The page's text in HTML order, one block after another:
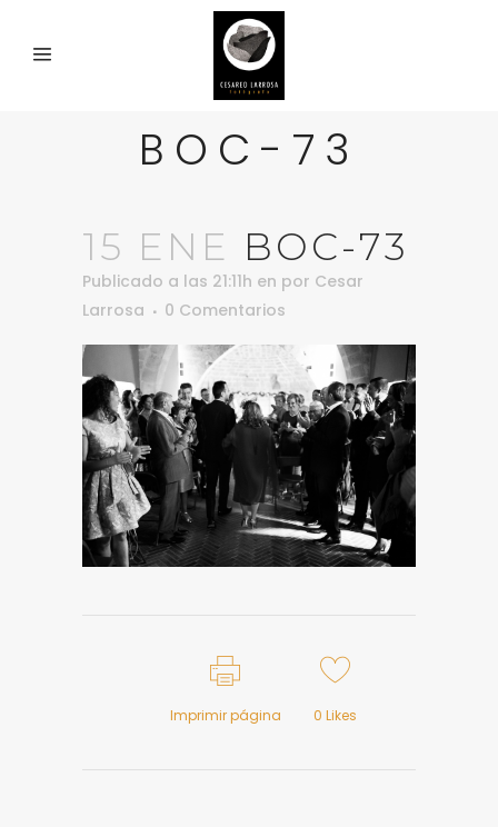
BOC-73
15 ENE BOC-73
Publicado a las 21:11h en por Cesar
Larrosa
0 Comentarios
Imprimir página 0 Likes